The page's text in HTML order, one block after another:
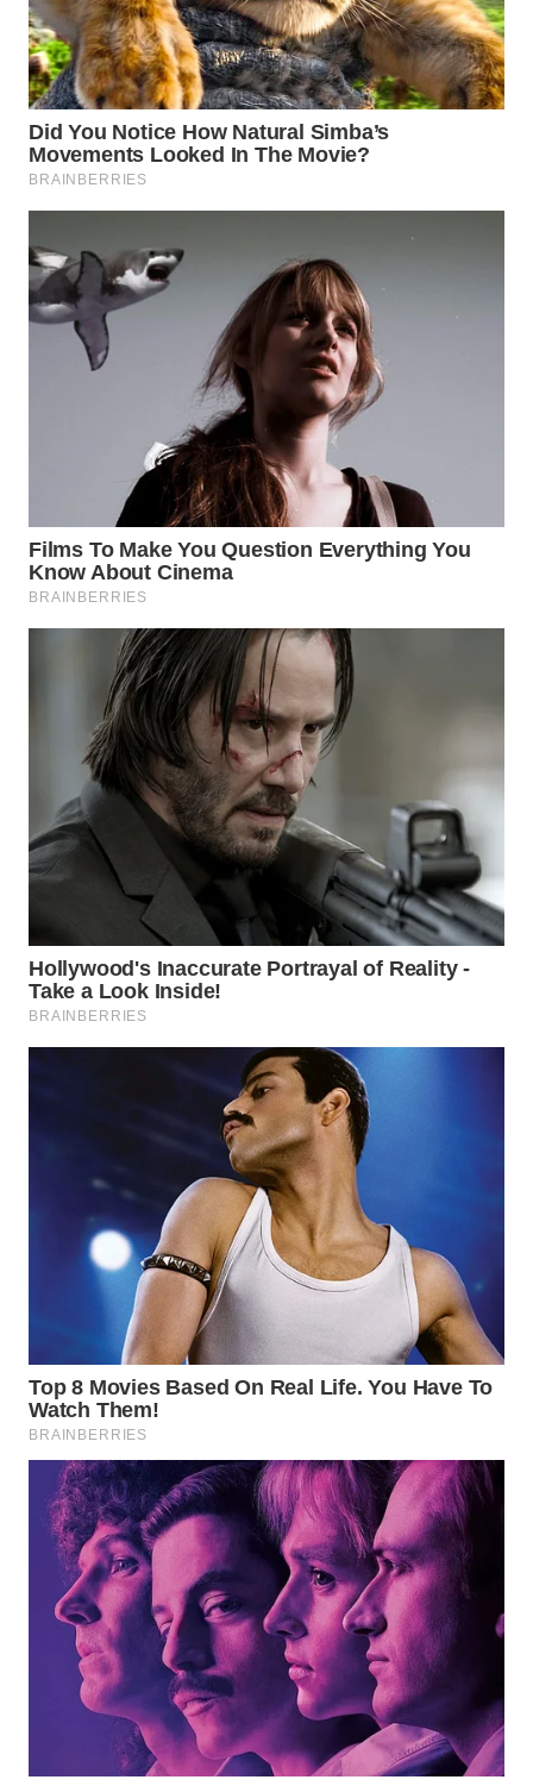
WN
PRIANGAN
TIMUR
WN
SEMARANG
SOLO
WN
BOROBUDUR
SURABAYA
WN
WN
MANDALIKA
WN
LIKUPANG
WN
LABUANBAJO
WAHANA
NEWS
WAHANA
ADVOKAT
WAHANA
INFRASTRUKTUR
WAHANA
KONSUMEN
WAHANA
LISTRIK